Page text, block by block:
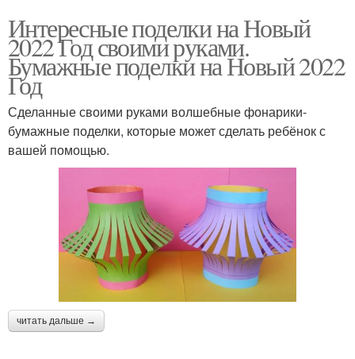
Интересные поделки на Новый
2022 Год своими руками.
Бумажные поделки на Новый 2022
Год
Сделанные своими руками волшебные фонарики-
бумажные поделки, которые может сделать ребёнок с
вашей помощью.
читать дальше →